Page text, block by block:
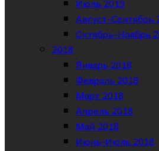
Август-Сентябрь
Октябрь-Ноябрь
2018
Январь 2018
Февраль 2018
Март 2018
Апрель 2018
Май 2018
Июнь-Июль 2018